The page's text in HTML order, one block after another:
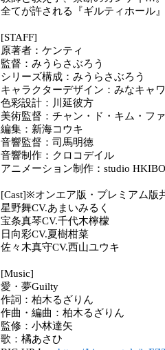
全てが許される『ギルティホー
[STAFF]
原著者：ケンティ
監督：みうらさぶろう
シリーズ構成：みうらさぶろう
キャラクターデザイン：みなキャ
色彩設計：川延彼方
美術監督：チャン・ド・キム・フ
編集：新海コウキ
音響監督：司馬明徳
音響制作：クロコデイル
アニメーション制作：studio
[Cast]※オンエア版・プレミアム版
星野舞CV.あまいみるく
宝条真琴CV.千代木檸檬
日向彩CV.夏樹柑菜
佐々木真守CV.西山ユウキ
[Music]
愛・夢Guilty
作詞：柏木るざりん
作曲・編曲：柏木るざりん
監修：小林達矢
歌：橘あさひ